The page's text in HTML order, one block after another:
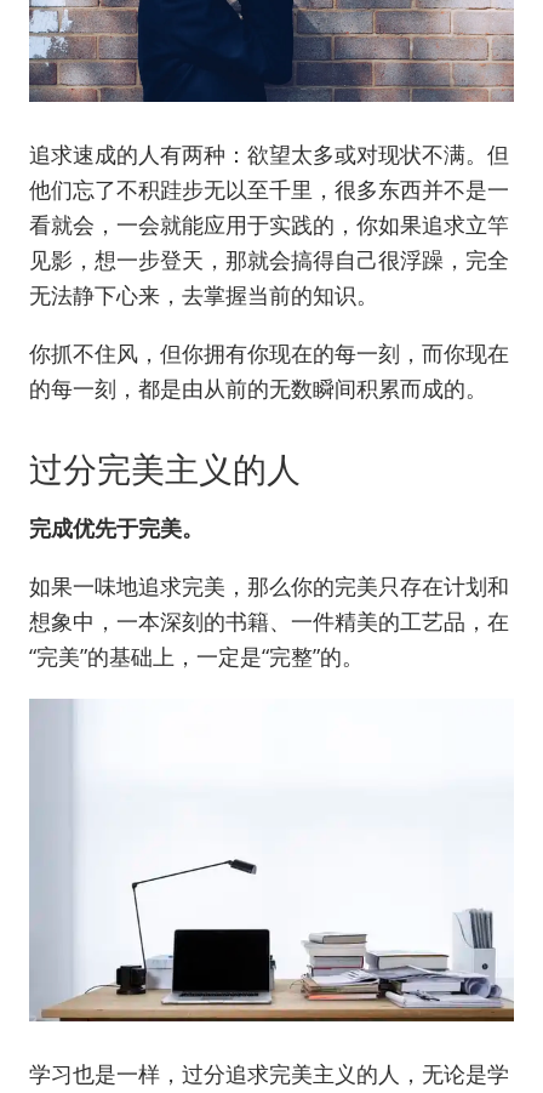
追求速成的人有两种：欲望太多或对现状不满。但
他们忘了不积跬步无以至千里，很多东西并不是一
看就会，一会就能应用于实践的，你如果追求立竿
见影，想一步登天，那就会搞得自己很浮躁，完全
无法静下心来，去掌握当前的知识。
你抓不住风，但你拥有你现在的每一刻，而你现在
的每一刻，都是由从前的无数瞬间积累而成的。
过分完美主义的人
完成优先于完美。
如果一味地追求完美，那么你的完美只存在计划和
想象中，一本深刻的书籍、一件精美的工艺品，在
“完美”的基础上，一定是“完整”的。
学习也是一样，过分追求完美主义的人，无论是学